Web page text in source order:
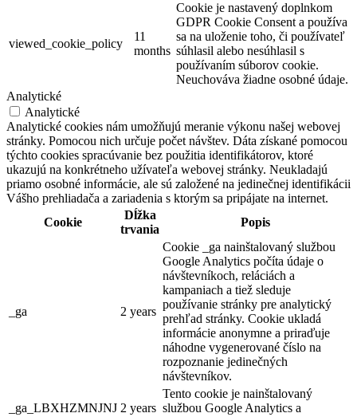
viewed_cookie_policy
11
months
Cookie je nastavený doplnkom
GDPR Cookie Consent a používa
sa na uloženie toho, či používateľ
súhlasil alebo nesúhlasil s
používaním súborov cookie.
Neuchováva žiadne osobné údaje.
Analytické
Analytické
Analytické cookies nám umožňujú meranie výkonu našej webovej
stránky. Pomocou nich určuje počet návštev. Dáta získané pomocou
týchto cookies spracúvanie bez použitia identifikátorov, ktoré
ukazujú na konkrétneho užívateľa webovej stránky. Neukladajú
priamo osobné informácie, ale sú založené na jedinečnej identifikácii
Vášho prehliadača a zariadenia s ktorým sa pripájate na internet.
Cookie
Dĺžka
trvania
Popis
_ga 2 years
Cookie _ga nainštalovaný službou
Google Analytics počíta údaje o
návštevníkoch, reláciách a
kampaniach a tiež sleduje
používanie stránky pre analytický
prehľad stránky. Cookie ukladá
informácie anonymne a priraďuje
náhodne vygenerované číslo na
rozpoznanie jedinečných
návštevníkov.
_ga_LBXHZMNJNJ 2 years
Tento cookie je nainštalovaný
službou Google Analytics a